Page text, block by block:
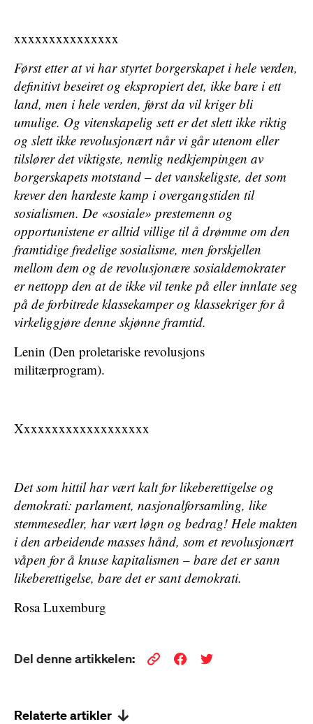
xxxxxxxxxxxxxxx
Først etter at vi har styrtet borgerskapet i hele verden,
definitivt beseiret og ekspropiert det, ikke bare i ett
land, men i hele verden, først da vil kriger bli
umulige. Og vitenskapelig sett er det slett ikke riktig
og slett ikke revolusjonært når vi går utenom eller
tilslører det viktigste, nemlig nedkjempingen av
borgerskapets motstand – det vanskeligste, det som
krever den hardeste kamp i overgangstiden til
sosialismen. De «sosiale» prestemenn og
opportunistene er alltid villige til å drømme om den
framtidige fredelige sosialisme, men forskjellen
mellom dem og de revolusjonære sosialdemokrater
er nettopp den at de ikke vil tenke på eller innlate seg
på de forbitrede klassekamper og klassekriger for å
virkeliggjøre denne skjønne framtid.
Lenin (Den proletariske revolusjons
militærprogram).
Xxxxxxxxxxxxxxxxxxx
Det som hittil har vært kalt for likeberettigelse og
demokrati: parlament, nasjonalforsamling, like
stemmesedler, har vært løgn og bedrag! Hele makten
i den arbeidende masses hånd, som et revolusjonært
våpen for å knuse kapitalismen – bare det er sann
likeberettigelse, bare det er sant demokrati.
Rosa Luxemburg
Del denne artikkelen:
Relaterte artikler